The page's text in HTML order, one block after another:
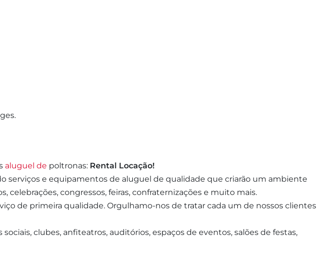
aluguel de poltronas: Rental Locação!
serviços e equipamentos de aluguel de qualidade que criarão um ambiente
celebrações, congressos, feiras, confraternizações e muito mais.
de primeira qualidade. Orgulhamo-nos de tratar cada um de nossos clientes
clubes, anfiteatros, auditórios, espaços de eventos, salões de festas,